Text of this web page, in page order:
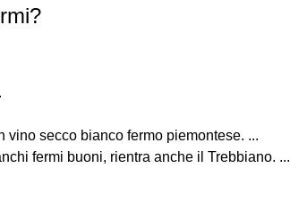
vino secco bianco fermo piemontese. ...
fermi buoni, rientra anche il Trebbiano. ...